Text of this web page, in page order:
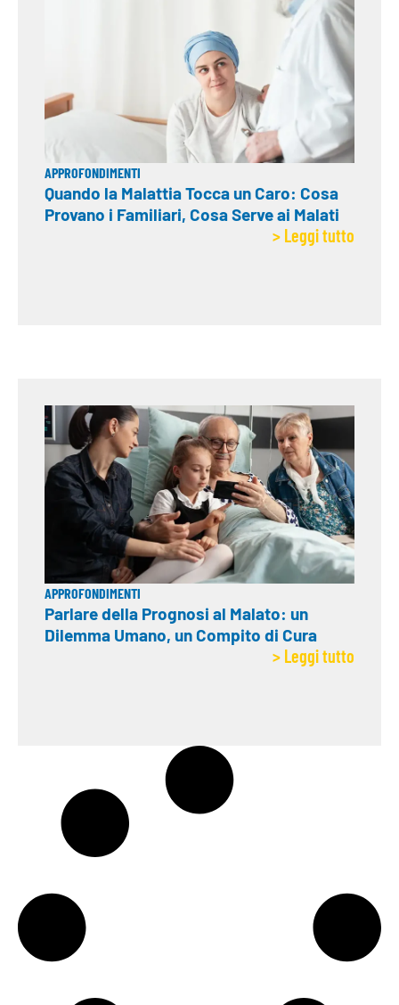
APPROFONDIMENTI
Quando la Malattia Tocca un Caro: Cosa
Provano i Familiari, Cosa Serve ai Malati
> Leggi tutto
APPROFONDIMENTI
Parlare della Prognosi al Malato: un
Dilemma Umano, un Compito di Cura
> Leggi tutto